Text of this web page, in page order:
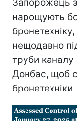
Запорожець
нарощують
нещодавно
труби
Донбас, щоб
бронетехніки.